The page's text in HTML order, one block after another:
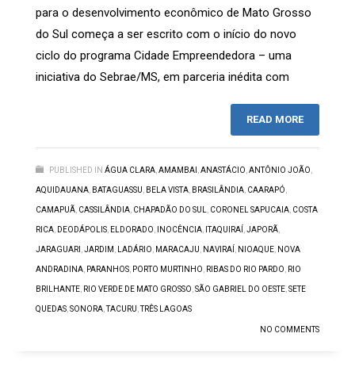
para o desenvolvimento econômico de Mato Grosso
do Sul começa a ser escrito com o início do novo
ciclo do programa Cidade Empreendedora – uma
iniciativa do Sebrae/MS, em parceria inédita com
READ MORE
PUBLISHED IN ÁGUA CLARA,AMAMBAI ,ANASTÁCIO,ANTÔNIO JOÃO,
AQUIDAUANA, BATAGUASSU, BELA VISTA, BRASILÂNDIA, CAARAPÓ,
CAMAPUÃ, CASSILÂNDIA, CHAPADÃO DO SUL, CORONEL SAPUCAIA, COSTA
RICA, DEODÁPOLIS, ELDORADO, INOCÊNCIA, ITAQUIRAÍ ,JAPORÃ,
JARAGUARI ,JARDIM , LADÁRIO, MARACAJU, NAVIRAÍ , NIOAQUE, NOVA
ANDRADINA, PARANHOS, PORTO MURTINHO, RIBAS DO RIO PARDO, RIO
BRILHANTE, RIO VERDE DE MATO GROSSO,SÃO GABRIEL DO OESTE,SETE
QUEDAS,SONORA,TACURU,TRÊS LAGOAS
NO COMMENTS